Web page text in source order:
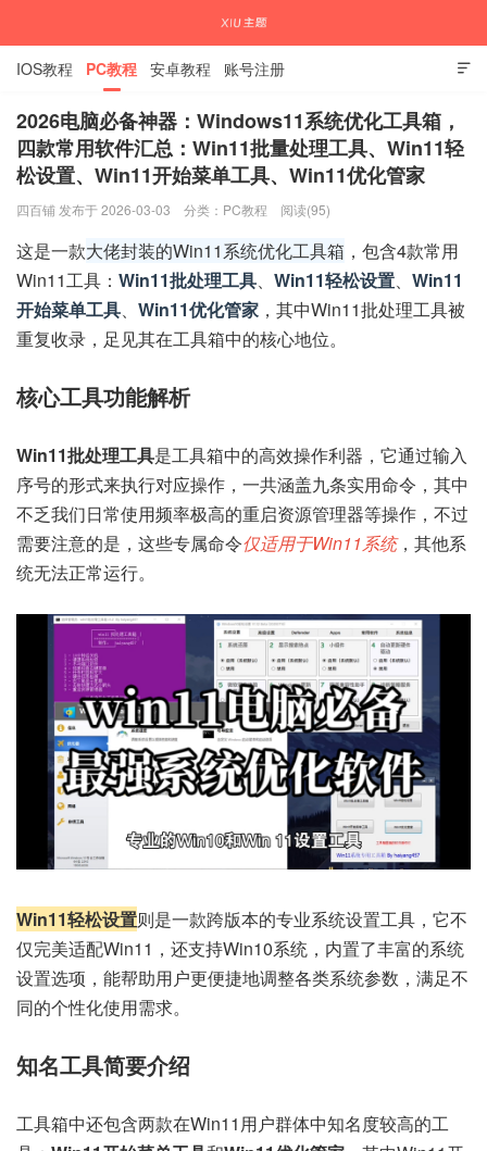
国内外APP下载注册教程

IOS教程 PC教程 安卓教程 账号注册
2026电脑必备神器：Windows11系统优化工具箱，
四款常用软件汇总：Win11批量处理工具、Win11轻
松设置、Win11开始菜单工具、Win11优化管家
四百铺 发布于 2026-03-03 分类： PC教程 阅读(95)
这是一款大佬封装的Win11系统优化工具箱 ，包含4款常用
Win11工具： Win11批处理工具、 Win11轻松设置、 Win11
开始菜单工具、 Win11优化管家 ，其中Win11批处理工具被
重复收录，足见其在工具箱中的核心地位。
核心工具功能解析
Win11批处理工具是工具箱中的高效操作利器，它通过输入
序号的形式来执行对应操作，一共涵盖九条实用命令，其中
不乏我们日常使用频率极高的重启资源管理器等操作，不过
需要注意的是，这些专属命令仅适用于Win11系统，其他系
统无法正常运行。
Win11轻松设置则是一款跨版本的专业系统设置工具，它不
仅完美适配Win11，还支持Win10系统，内置了丰富的系统
设置选项，能帮助用户更便捷地调整各类系统参数，满足不
同的个性化使用需求。
知名工具简要介绍
工具箱中还包含两款在Win11用户群体中知名度较高的工